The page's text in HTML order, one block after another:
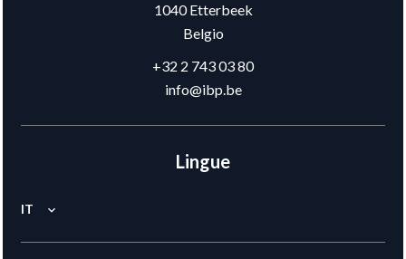
1040Etterbeek
Belgio
+32 2 743 03 80
info@ibp.be
Lingue
IT